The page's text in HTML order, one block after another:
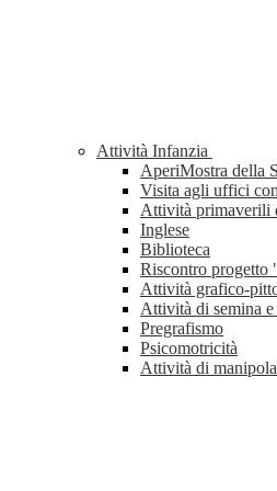
Attività Infanzia
AperiMostra della
Visita agli uffici
Attività primaverili
Inglese
Biblioteca
Riscontro progetto
Attività grafico-
Attività di semina e
Pregrafismo
Psicomotricità
Attività di